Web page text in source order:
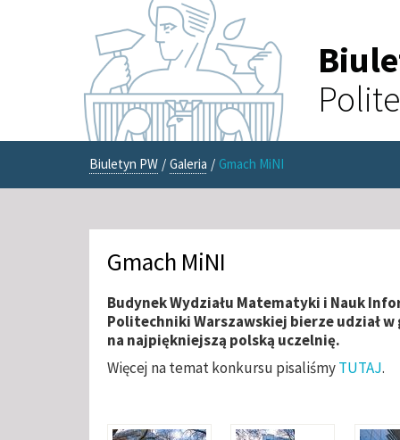
Biuletyn PW / Galeria / Gmach MiNI
Gmach MiNI
Budynek Wydziału Matematyki i Nauk
Politechniki Warszawskiej bierze udział w
na najpiękniejszą polską uczelnię.
Więcej na temat konkursu pisaliśmyTUTAJ.